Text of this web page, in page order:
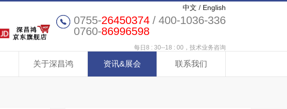
中文 / English
0755-26450374 / 400-1036-336
0760-86996598
每日8 : 30--18 : 00，技术业务咨询
关于深昌鸿 资讯&展会 联系我们